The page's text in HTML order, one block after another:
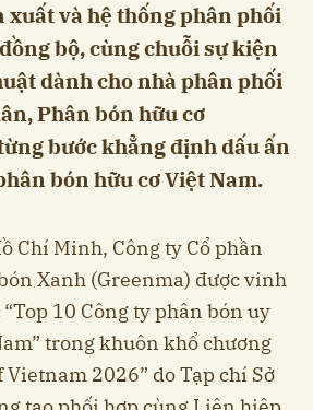
xuất và hệ thống phân phối
bộ, cùng chuỗi sự kiện
dành cho nhà phân phối
Phân bón hữu cơ
bước khẳng định dấu ấn
bón hữu cơ Việt Nam.
Chí Minh, Công ty Cổ phần
Xanh (Greenma) được vinh
10 Công ty phân bón uy
trong khuôn khổ chương
2026” do Tạp chí Sở